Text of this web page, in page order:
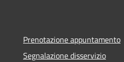
Prenotazione appuntamento
Segnalazione disservizio